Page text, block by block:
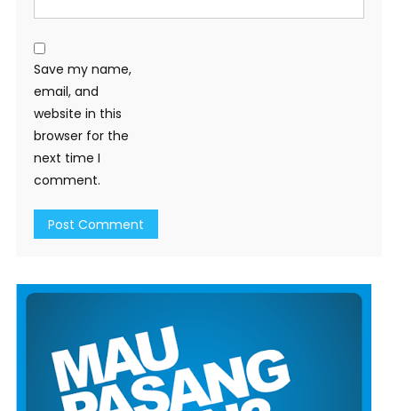
Save my name,
email, and
website in this
browser for the
next time I
comment.